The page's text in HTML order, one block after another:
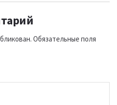
Обязательные поля